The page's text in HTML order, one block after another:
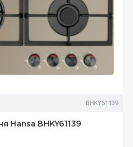
BHKY61139
Hansa BHKY61139